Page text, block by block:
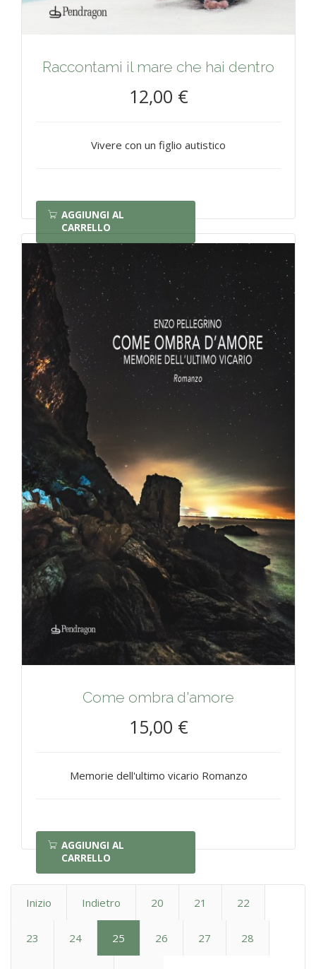
Raccontami il mare che hai dentro
12,00 €
Vivere con un figlio autistico
AGGIUNGI AL
CARRELLO
Come ombra d'amore
15,00 €
Memorie dell'ultimo vicario Romanzo
AGGIUNGI AL
CARRELLO
Inizio Indietro 20 21 22
23 24 25 26 27 28